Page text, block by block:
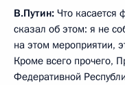
В.Путин: Что касается
сказал об этом: я не
на этом мероприятии,
Кроме всего прочего,
Федеративной